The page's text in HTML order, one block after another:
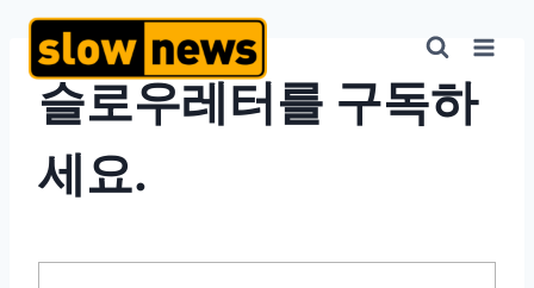
슬로우레터를 구독하
세요.